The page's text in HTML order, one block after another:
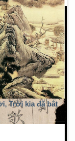
Trời kia đã bắt